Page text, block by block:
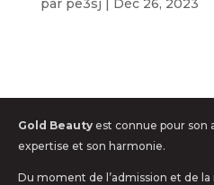
par pe3sj | Déc 26, 2023
Gold Beautyest connue pour son
expertise et son harmonie.
Du moment de l’admission et de